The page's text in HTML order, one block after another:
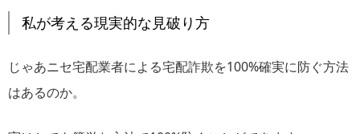
私が考える現実的な見破り方
じゃあニセ宅配業者による宅配詐欺を100%確実に防ぐ方法
はあるのか。